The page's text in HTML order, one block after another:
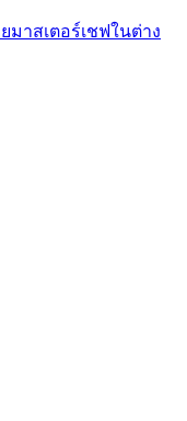
ยมาสเตอร์เชฟในต่าง